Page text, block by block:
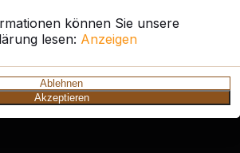
können Sie unsere
lesen: Anzeigen
Ablehnen
Akzeptieren